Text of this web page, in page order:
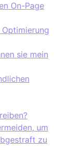
On-Page
sie mein
um
zu